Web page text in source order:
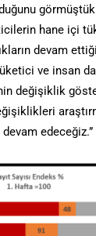
hane içi
devam
ve insan
değişiklik
devam edeceğiz.”